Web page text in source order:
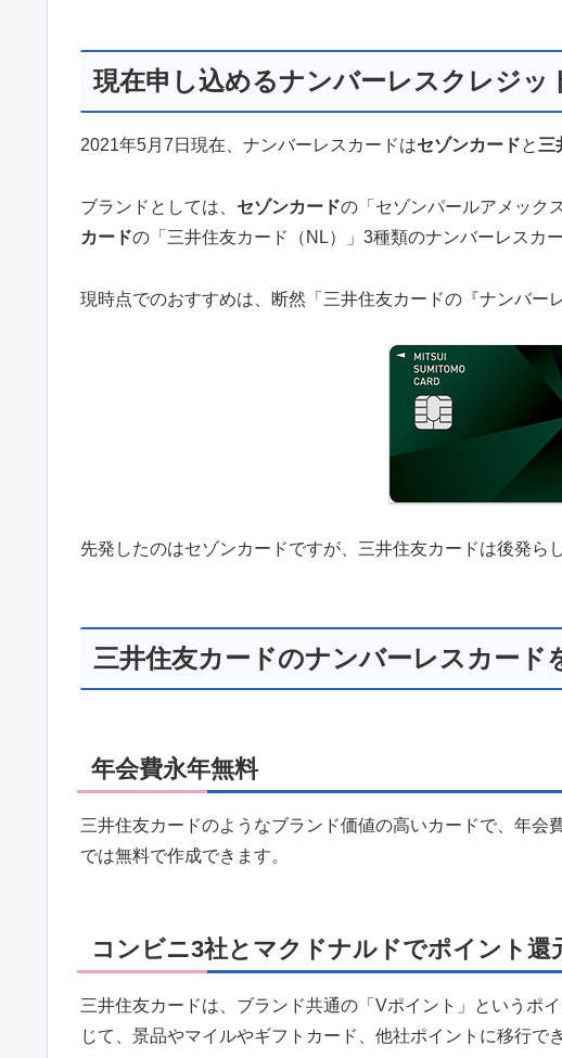
現在申し込めるナンバーレスクレジッ
2021年5月7日現在、ナンバーレスカードはセゾンカードと 三
ブランドとしては、 セゾンカードの「セゾンパールアメック
カードの「三井住友カード（NL）」3種類のナンバーレスカ
現時点でのおすすめは、断然「三井住友カードの『ナンバー
先発したのはセゾンカードですが、三井住友カードは後発ら
三井住友カードのナンバーレスカード
年会費永年無料
三井住友カードのようなブランド価値の高いカードで、年会
では無料で作成できます。
コンビニ3社とマクドナルドでポイント還
三井住友カードは、ブランド共通の「Vポイント」というポ
じて、景品やマイルやギフトカード、他社ポイントに移行で